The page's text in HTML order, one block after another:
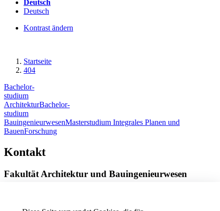
Deutsch
Deutsch
Kontrast ändern
Startseite
404
Bachelor-
studium
ArchitekturBachelor-
studium
BauingenieurwesenMasterstudium Integrales Planen und
BauenForschung
Kontakt
Fakultät Architektur und Bauingenieurwesen